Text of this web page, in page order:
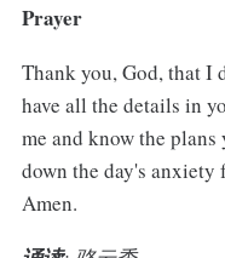
Prayer
Thank you, God, that I
have all the details in
me and know the
down the day's anxiety
Amen.